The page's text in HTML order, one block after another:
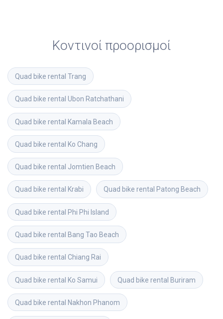
Κοντινοί προορισμοί
Quad bike rental Trang
Quad bike rental Ubon Ratchathani
Quad bike rental Kamala Beach
Quad bike rental Ko Chang
Quad bike rental Jomtien Beach
Quad bike rental Krabi Quad bike rental Patong Beach
Quad bike rental Phi Phi Island
Quad bike rental Bang Tao Beach
Quad bike rental Chiang Rai
Quad bike rental Ko Samui Quad bike rental Buriram
Quad bike rental Nakhon Phanom